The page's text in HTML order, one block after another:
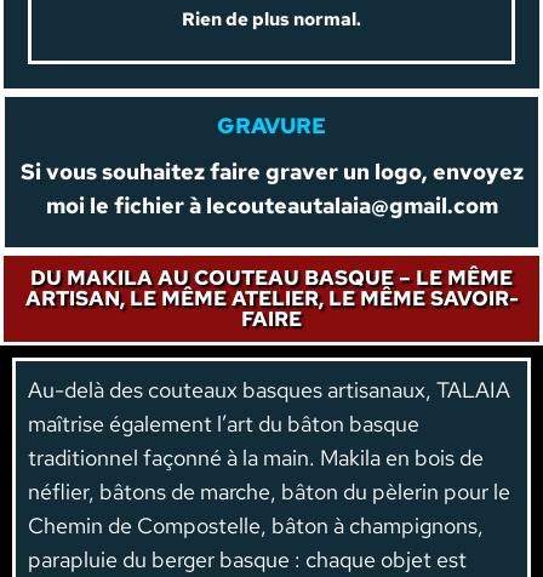
Rien de plus normal.
GRAVURE
Si vous souhaitez faire graver un logo, envoyez
moi le fichier à lecouteautalaia@gmail.com
DU MAKILA AU COUTEAU BASQUE – LE MÊME
ARTISAN, LE MÊME ATELIER, LE MÊME SAVOIR-
FAIRE
Au-delà des couteaux basques artisanaux, TALAIA
maîtrise également l’art du bâton basque
traditionnel façonné à la main. Makila en bois de
néflier, bâtons de marche, bâton du pèlerin pour le
Chemin de Compostelle, bâton à champignons,
parapluie du berger basque : chaque objet est